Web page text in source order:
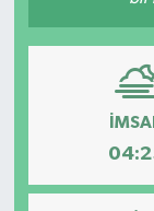
SAĞLIK